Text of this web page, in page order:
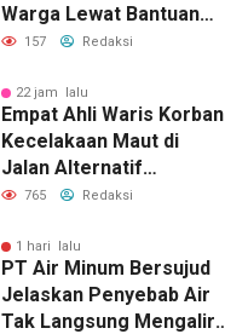
Warga Lewat Bantuan
Usaha Ekonomi
157 Redaksi
22 jam lalu
Empat Ahli Waris Korban
Kecelakaan Maut di
Jalan Alternatif
Banjarbaru–Batulicin
Raharja dan Bansos
Polres Tanah Bumbu
765 Redaksi
1 hari lalu
PT Air Minum Bersujud
Jelaskan Penyebab Air
Tak Langsung Mengalir